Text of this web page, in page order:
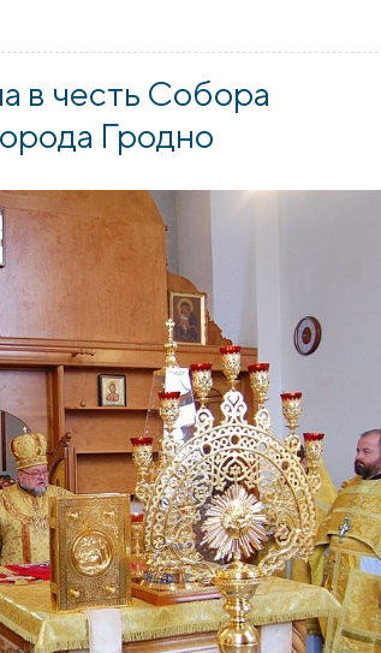
в честь Собора
Гродно